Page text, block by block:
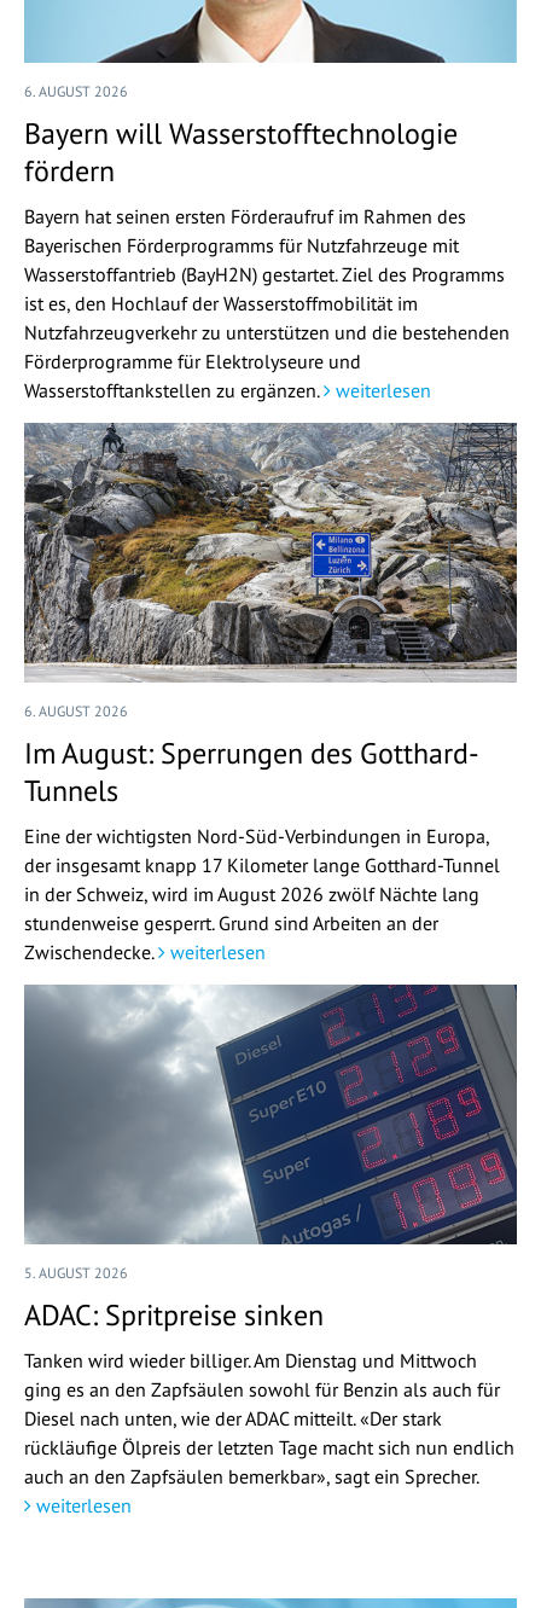
6. AUGUST 2026
Bayern will Wasserstofftechnologie
fördern
Bayern hat seinen ersten Förderaufruf im Rahmen des
Bayerischen Förderprogramms für Nutzfahrzeuge mit
Wasserstoffantrieb (BayH2N) gestartet. Ziel des Programms
ist es, den Hochlauf der Wasserstoffmobilität im
Nutzfahrzeugverkehr zu unterstützen und die bestehenden
Förderprogramme für Elektrolyseure und
Wasserstofftankstellen zu ergänzen.
weiterlesen
6. AUGUST 2026
Im August: Sperrungen des Gotthard-
Tunnels
Eine der wichtigsten Nord-Süd-Verbindungen in Europa,
der insgesamt knapp 17 Kilometer lange Gotthard-Tunnel
in der Schweiz, wird im August 2026 zwölf Nächte lang
stundenweise gesperrt. Grund sind Arbeiten an der
Zwischendecke.
weiterlesen
5. AUGUST 2026
ADAC: Spritpreise sinken
Tanken wird wieder billiger. Am Dienstag und Mittwoch
ging es an den Zapfsäulen sowohl für Benzin als auch für
Diesel nach unten, wie der ADAC mitteilt. «Der stark
rückläufige Ölpreis der letzten Tage macht sich nun endlich
auch an den Zapfsäulen bemerkbar», sagt ein Sprecher.
weiterlesen